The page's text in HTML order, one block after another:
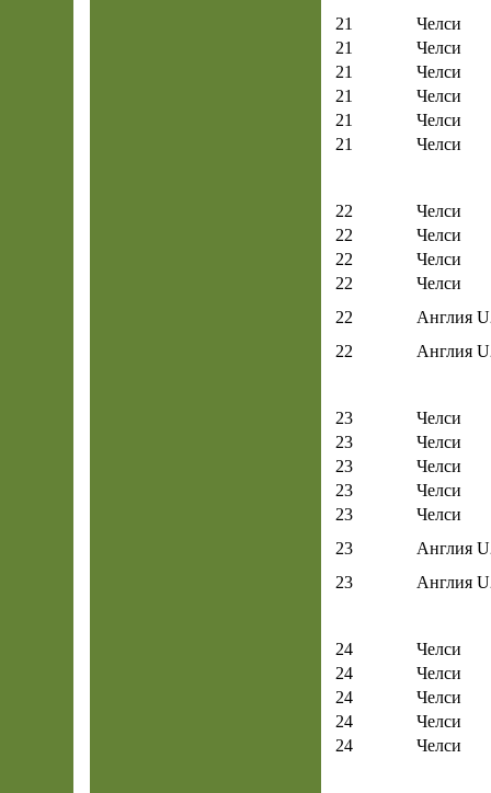
21
Челси
21
Челси
21
Челси
21
Челси
21
Челси
21
Челси
22
Челси
22
Челси
22
Челси
22
Челси
22
Англия
22
Англия
23
Челси
23
Челси
23
Челси
23
Челси
23
Челси
23
Англия
23
Англия
24
Челси
24
Челси
24
Челси
24
Челси
24
Челси